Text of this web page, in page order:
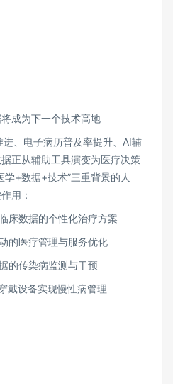
成为下一个技术高地
、电子病历普及率提升、AI辅
正从辅助工具演变为医疗决策
学+数据+技术”三重背景的人
用：
床数据的个性化治疗方案
的医疗管理与服务优化
的传染病监测与干预
戴设备实现慢性病管理